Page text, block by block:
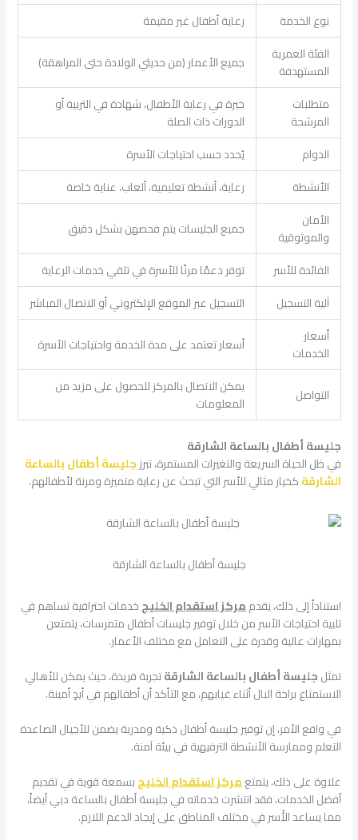
نوع الخدمة
رعاية أطفال غير مقيمة
الفئة العمرية
المستهدفة
جميع الأعمار (من حديثي الولادة حتى المراهقة)
متطلبات
المرشحة
خبرة في رعاية الأطفال، شهادة في التربية أو
الدورات ذات الصلة
الدوام
يُحدد حسب احتياجات الأسرة
الأنشطة
رعاية، أنشطة تعليمية، ألعاب، عناية خاصة
الأمان
والموثوقية
جميع الجليسات يتم فحصهن بشكل دقيق
الفائدة للأسر
توفر دعمًا مرنًا للأسرة في تلقي خدمات الرعاية
آلية التسجيل
التسجيل عبر الموقع الإلكتروني أو الاتصال المباشر
أسعار
الخدمات
أسعار تعتمد على مدة الخدمة واحتياجات الأسرة
التواصل
يمكن الاتصال بالمركز للحصول على مزيد من
المعلومات
جليسة أطفال بالساعة الشارقة
في ظل الحياة السريعة والتغيرات المستمرة، تبرزجليسة أطفال بالساعة
الشارقةكخيار مثالي للأسر التي تبحث عن رعاية متميزة ومرنة لأطفالهم.
جليسة أطفال بالساعة الشارقة
استناداً إلى ذلك، يقدممركز استقدام الخليجخدمات احترافية تساهم في
تلبية احتياجات الأسر من خلال توفير جليسات أطفال متمرسات، يتمتعن
بمهارات عالية وقدرة على التعامل مع مختلف الأعمار.
تمثلجليسة أطفال بالساعة الشارقةتجربة فريدة، حيث يمكن للأهالي
الاستمتاع براحة البال أثناء غيابهم، مع التأكد أن أطفالهم في أيدٍ أمينة.
في واقع الأمر، إن توفير جليسة أطفال ذكية ومدربة يضمن للأجيال الصاعدة
التعلم وممارسة الأنشطة الترفيهية في بيئة آمنة.
علاوة على ذلك، يتمتعمركز استقدام الخليجبسمعة قوية في تقديم
أفضل الخدمات، فقد انتشرت خدماته في جليسة أطفال بالساعة دبي أيضاً،
مما يساعد الأُسر في مختلف المناطق على إيجاد الدعم اللازم.